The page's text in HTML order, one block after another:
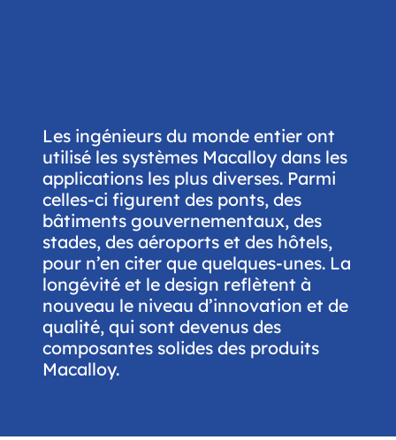
Les ingénieurs du monde entier ont
utilisé les systèmes Macalloy dans les
applications les plus diverses. Parmi
celles-ci figurent des ponts, des
bâtiments gouvernementaux, des
stades, des aéroports et des hôtels,
pour n’en citer que quelques-unes. La
longévité et le design reflètent à
nouveau le niveau d’innovation et de
qualité, qui sont devenus des
composantes solides des produits
Macalloy.